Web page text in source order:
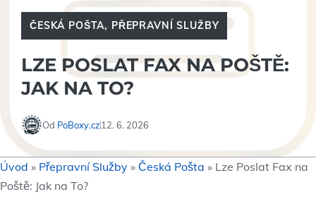
ČESKÁ POŠTA, PŘEPRAVNÍ SLUŽBY
LZE POSLAT FAX NA POŠTĚ:
JAK NA TO?
Od PoBoxy.cz 12. 6. 2026
Úvod » Přepravní Služby » Česká Pošta » Lze Poslat Fax na
Poště: Jak na To?